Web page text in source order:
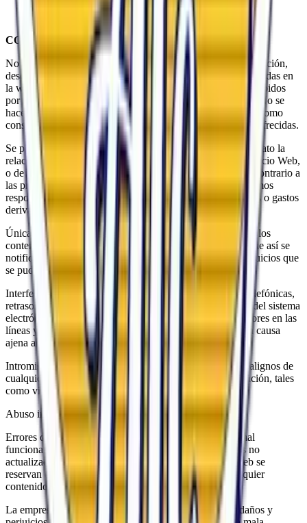
CONDICIONES DE USO: RESPONSABILIDADES
No se garantiza el acceso continuado, ni la correcta visualización,
descarga o utilidad de los elementos e informaciones contenidas en
la web que puedan verse impedidos, dificultados o interrumpidos
por factores o circunstancias que están fuera de su control. No se
hace responsable de las decisiones que pudieran adoptarse como
consecuencia del acceso a los contenidos o informaciones ofrecidas.
Se podrá interrumpir el servicio, o resolver de modo inmediato la
relación con el Usuario, si se detecta que un uso de su Espacio Web,
o de cualquiera de los servicios ofertados en el mismo, es contrario a
las presentes Condiciones Generales de Uso. No nos hacemos
responsables por daños, perjuicios, pérdidas, reclamaciones o gastos
derivados del uso del Espacio Web.
Únicamente será responsable de eliminar, lo antes posible, los
contenidos que puedan generar tales perjuicios, siempre que así se
notifique. En especial no seremos responsables de los perjuicios que
se pudieran derivar, entre otros, de:
Interferencias, interrupciones, fallos, omisiones, averías telefónicas,
retrasos, bloqueos o desconexiones en el funcionamiento del sistema
electrónico, motivadas por deficiencias, sobrecargas y errores en las
líneas y redes de telecomunicaciones, o por cualquier otra causa
ajena al control de la empresa.
Intromisiones ilegítimas mediante el uso de programas malignos de
cualquier tipo y a través de cualquier medio de comunicación, tales
como virus informáticos o cualesquiera otros.
Abuso indebido o inadecuado del Espacio Web.
Errores de seguridad o navegación producidos por un mal
funcionamiento del navegador o por el uso de versiones no
actualizadas del mismo. El administrador del espacio web se
reservan el derecho de retirar, total o parcialmente, cualquier
contenido o información presente en el Espacio Web.
La empresa excluye cualquier responsabilidad por los daños y